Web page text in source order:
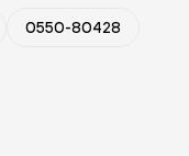
0550-80428